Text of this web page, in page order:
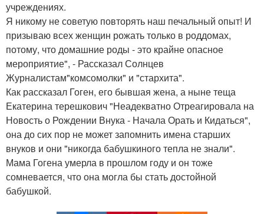
учреждениях.
Я никому не советую повторять наш печальный опыт! И
призываю всех женщин рожать только в роддомах,
потому, что домашние роды - это крайне опасное
мероприятие", - Рассказал Солнцев
Журналистам"комсомолки" и "стархита".
Как рассказал Гоген, его бывшая жена, а ныне теща
Екатерина терешкович "Неадекватно Отреагировала на
Новость о Рождении Внука - Начала Орать и Кидаться",
она до сих пор не может запомнить имена старших
внуков и они "никогда бабушкиного тепла не знали".
Мама Гогена умерла в прошлом году и он тоже
сомневается, что она могла бы стать достойной
бабушкой.